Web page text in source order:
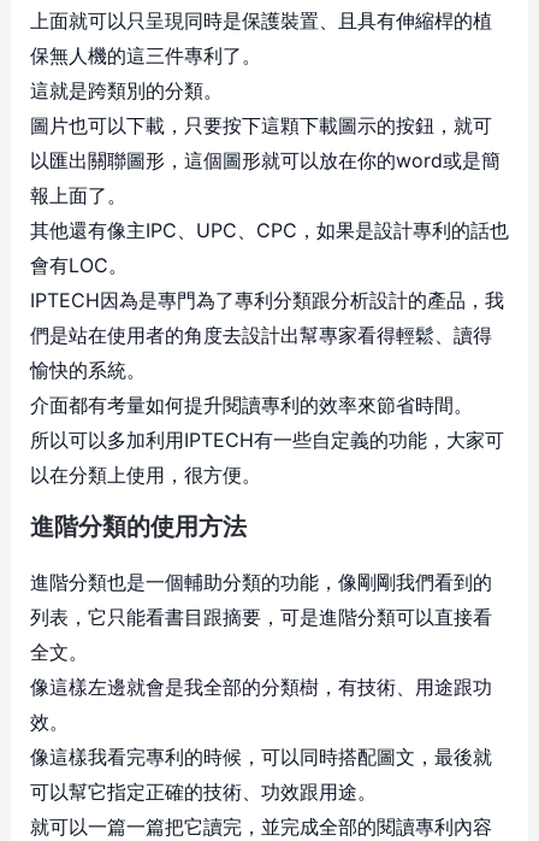
上面就可以只呈現同時是保護裝置、且具有伸縮桿的植
保無人機的這三件專利了。
這就是跨類別的分類。
圖片也可以下載，只要按下這顆下載圖示的按鈕，就可
以匯出關聯圖形，這個圖形就可以放在你的word或是簡
報上面了。
其他還有像主IPC、UPC、CPC，如果是設計專利的話也
會有LOC。
IPTECH因為是專門為了專利分類跟分析設計的產品，我
們是站在使用者的角度去設計出幫專家看得輕鬆、讀得
愉快的系統。
介面都有考量如何提升閱讀專利的效率來節省時間。
所以可以多加利用IPTECH有一些自定義的功能，大家可
以在分類上使用，很方便。
進階分類的使用方法
進階分類也是一個輔助分類的功能，像剛剛我們看到的
列表，它只能看書目跟摘要，可是進階分類可以直接看
全文。
像這樣左邊就會是我全部的分類樹，有技術、用途跟功
效。
像這樣我看完專利的時候，可以同時搭配圖文，最後就
可以幫它指定正確的技術、功效跟用途。
就可以一篇一篇把它讀完，並完成全部的閱讀專利內容